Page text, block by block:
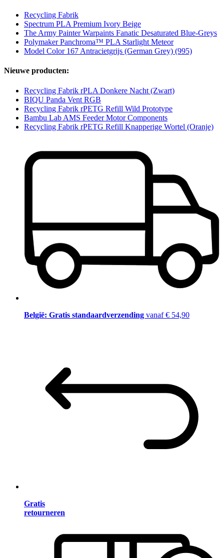
Recycling Fabrik
Spectrum PLA Premium Ivory Beige
The Army Painter Warpaints Fanatic Desaturated Blue-Greys
Polymaker Panchroma™ PLA Starlight Meteor
Model Color 167 Antracietgrijs (German Grey) (995)
Nieuwe producten:
Recycling Fabrik rPLA Donkere Nacht (Zwart)
BIQU Panda Vent RGB
Recycling Fabrik rPETG Refill Wild Prototype
Bambu Lab AMS Feeder Motor Components
Recycling Fabrik rPETG Refill Knapperige Wortel (Oranje)
België: Gratis standaardverzending vanaf € 54,90
Gratis
retourneren